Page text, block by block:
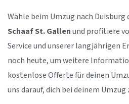
Wähle beim Umzug nach Duisburg
Schaaf St. Gallenund profitiere
Service und unserer langjährigen
noch heute, um weitere
kostenlose Offerte für deinen
uns darauf, dich bei deinem